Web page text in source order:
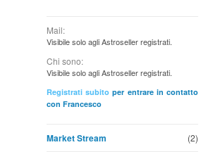
Mail:
Visibile solo agli Astroseller registrati.
Chi sono:
Visibile solo agli Astroseller registrati.
Registrati subito per entrare in contatto
con Francesco
(2)
Market Stream